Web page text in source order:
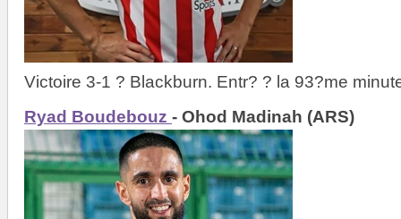
Victoire 3-1 ? Blackburn. Entr? ? la 93?me
Ryad Boudebouz - Ohod Madinah (ARS)